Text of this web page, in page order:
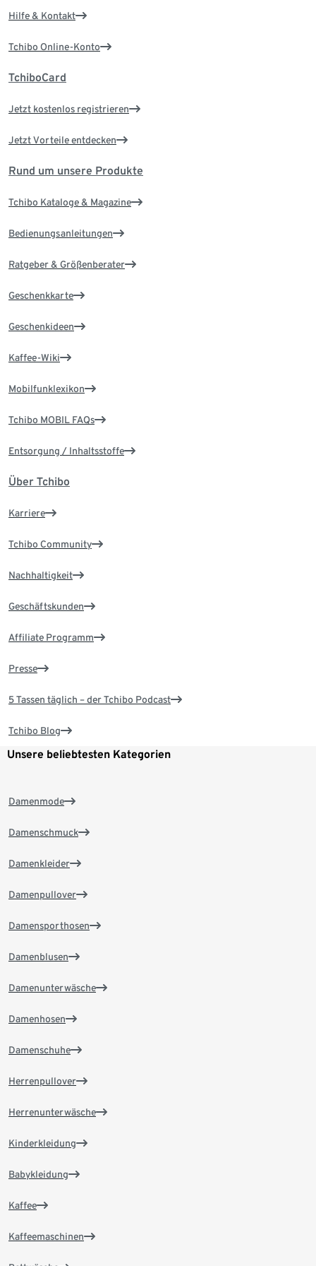
Hilfe & Kontakt
Tchibo Online-Konto
TchiboCard
Jetzt kostenlos registrieren
Jetzt Vorteile entdecken
Rund um unsere Produkte
Tchibo Kataloge & Magazine
Bedienungsanleitungen
Ratgeber & Größenberater
Geschenkkarte
Geschenkideen
Kaffee-Wiki
Mobilfunklexikon
Tchibo MOBIL FAQs
Entsorgung / Inhaltsstoffe
Über Tchibo
Karriere
Tchibo Community
Nachhaltigkeit
Geschäftskunden
Affiliate Programm
Presse
5 Tassen täglich – der Tchibo Podcast
Tchibo Blog
Unsere beliebtesten Kategorien
Damenmode
Damenschmuck
Damenkleider
Damenpullover
Damensporthosen
Damenblusen
Damenunterwäsche
Damenhosen
Damenschuhe
Herrenpullover
Herrenunterwäsche
Kinderkleidung
Babykleidung
Kaffee
Kaffeemaschinen